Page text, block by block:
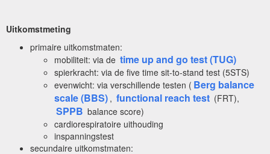
Uitkomstmeting
primaire uitkomstmaten:
mobiliteit: via de time up and go test (TUG)
spierkracht: via de five time sit-to-stand test (5STS)
evenwicht: via verschillende testen ( Berg balance
scale (BBS) , functional reach test (FRT),
SPPB balance score)
cardiorespiratoire uithouding
inspanningstest
secundaire uitkomstmaten: